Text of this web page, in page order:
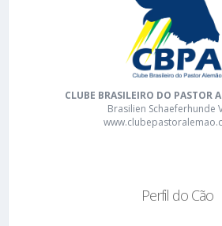
CLUBE BRASILEIRO DO PASTOR
Brasilien Schaeferhunde
Perfil do Cão